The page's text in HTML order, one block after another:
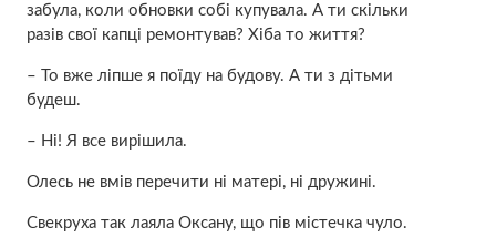
забула, коли обновки собі купувала. А ти скільки
разів свої капці ремонтував? Хіба то життя?
– То вже ліпше я поїду на будову. А ти з дітьми
будеш.
– Ні! Я все вирішила.
Олесь не вмів перeчити ні матері, ні дружині.
Свекруха так лaяла Оксану, що пів містечка чуло.